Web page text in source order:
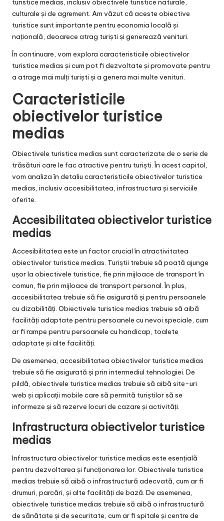
turistice medias, inclusiv obiectivele turistice naturale,
culturale și de agrement. Am văzut că aceste obiective
turistice sunt importante pentru economia locală și
națională, deoarece atrag turiști și generează venituri.
În continuare, vom explora caracteristicile obiectivelor
turistice medias și cum pot fi dezvoltate și promovate pentru
a atrage mai mulți turiști și a genera mai multe venituri.
Caracteristicile
obiectivelor turistice
medias
Obiectivele turistice medias sunt caracterizate de o serie de
trăsături care le fac atractive pentru turiști. În acest capitol,
vom analiza în detaliu caracteristicile obiectivelor turistice
medias, inclusiv accesibilitatea, infrastructura și serviciile
oferite.
Accesibilitatea obiectivelor turistice
medias
Accesibilitatea este un factor crucial în atractivitatea
obiectivelor turistice medias. Turiștii trebuie să poată ajunge
ușor la obiectivele turistice, fie prin mijloace de transport în
comun, fie prin mijloace de transport personal. În plus,
accesibilitatea trebuie să fie asigurată și pentru persoanele
cu dizabilități. Obiectivele turistice medias trebuie să aibă
facilități adaptate pentru persoanele cu nevoi speciale, cum
ar fi rampe pentru persoanele cu handicap, toalete
adaptate și alte facilități.
De asemenea, accesibilitatea obiectivelor turistice medias
trebuie să fie asigurată și prin intermediul tehnologiei. De
pildă, obiectivele turistice medias trebuie să aibă site-uri
web și aplicații mobile care să permită turiștilor să se
informeze și să rezerve locuri de cazare și activități.
Infrastructura obiectivelor turistice
medias
Infrastructura obiectivelor turistice medias este esențială
pentru dezvoltarea și funcționarea lor. Obiectivele turistice
medias trebuie să aibă o infrastructură adecvată, cum ar fi
drumuri, parcări, și alte facilități de bază. De asemenea,
obiectivele turistice medias trebuie să aibă o infrastructură
de sănătate și de securitate, cum ar fi spitale și centre de